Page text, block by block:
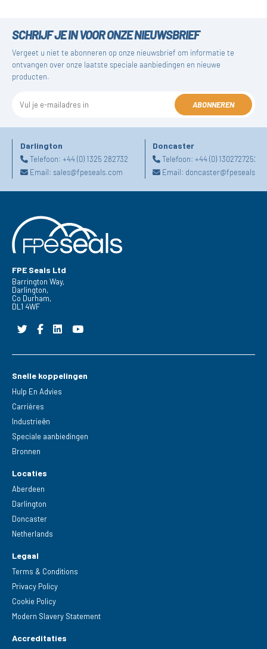
SCHRIJF JE IN VOOR ONZE NIEUWSBRIEF
Vergeet u niet te abonneren op onze nieuwsbrief om informatie te
ontvangen over onze laatste speciale aanbiedingen en nieuwe
producten.
ABONNEREN
Darlington
Telefoon: +44 (0) 1325 282732
Email: sales@fpeseals.com
Doncaster
Telefoon:+44 (0) 1302727252
Email:
FPE Seals Ltd
Barrington Way,
Darlington,
Co Durham,
DL1 4WF
Snelle koppelingen
Hulp En Advies
Carrières
Industrieën
Speciale aanbiedingen
Bronnen
Locaties
Aberdeen
Darlington
Doncaster
Netherlands
Legaal
Terms & Conditions
Privacy Policy
Cookie Policy
Modern Slavery Statement
Accreditaties